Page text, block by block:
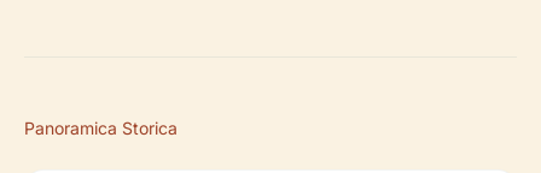
Panoramica Storica